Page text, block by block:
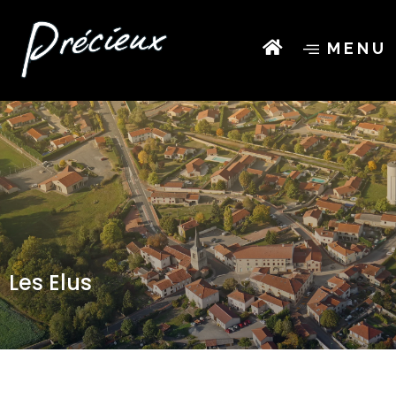
MENU
Les Elus